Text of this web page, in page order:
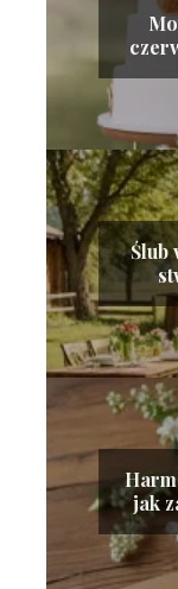
Ślub
jak